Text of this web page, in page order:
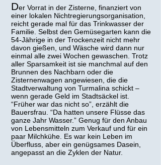
Der Vorrat in der Zisterne, finanziert von
einer lokalen Nichtregierungsorganisation,
reicht gerade mal für das Trinkwasser der
Familie. Selbst den Gemüsegarten kann die
54-Jährige in der Trockenzeit nicht mehr
davon gießen, und Wäsche wird dann nur
einmal alle zwei Wochen gewaschen. Trotz
aller Sparsamkeit ist sie manchmal auf den
Brunnen des Nachbarn oder die
Zisternenwagen angewiesen, die die
Stadtverwaltung von Turmalina schickt –
wenn gerade Geld im Stadtsäckel ist.
“Früher war das nicht so”, erzählt die
Bauersfrau. “Da hatten unsere Flüsse das
ganze Jahr Wasser.” Genug für den Anbau
von Lebensmitteln zum Verkauf und für ein
paar Milchkühe. Es war kein Leben im
Überfluss, aber ein genügsames Dasein,
angepasst an die Zyklen der Natur.